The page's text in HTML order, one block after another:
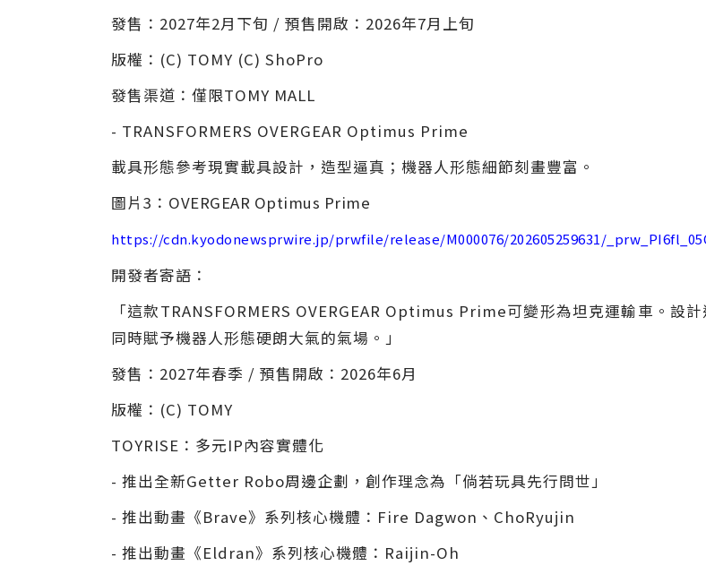
發售：2027年2月下旬 / 預售開啟：2026年7月上旬
版權：(C) TOMY (C) ShoPro
發售渠道：僅限TOMY MALL
- TRANSFORMERS OVERGEAR Optimus Prime
載具形態參考現實載具設計，造型逼真；機器人形態細節刻畫豐富。
圖片3： OVERGEAR Optimus Prime
https://cdn.kyodonewsprwire.jp/prwfile/release/M000076/202605259631/
開發者寄語：
「這款TRANSFORMERS OVERGEAR Optimus Prime可變形為坦克運輸車。設
同時賦予機器人形態硬朗大氣的氣場。」
發售：2027年春季 / 預售開啟：2026年6月
版權：(C) TOMY
TOYRISE：多元IP內容實體化
- 推出全新Getter Robo周邊企劃，創作理念為「倘若玩具先行問世」
- 推出動畫《Brave》系列核心機體：Fire Dagwon、ChoRyujin
- 推出動畫《Eldran》系列核心機體：Raijin-Oh